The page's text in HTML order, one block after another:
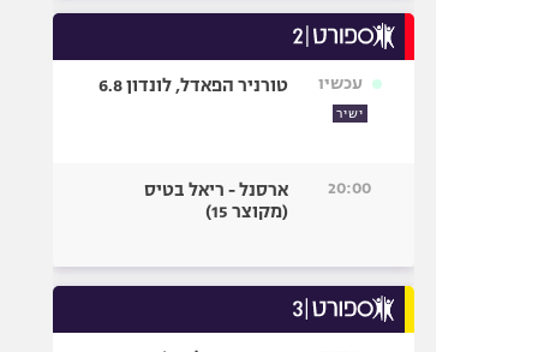
עכשיו
ישיר
טורניר הפאדל, לונדון 6.8
20:00
ארסנל - ריאל בטיס
(מקוצר 15)